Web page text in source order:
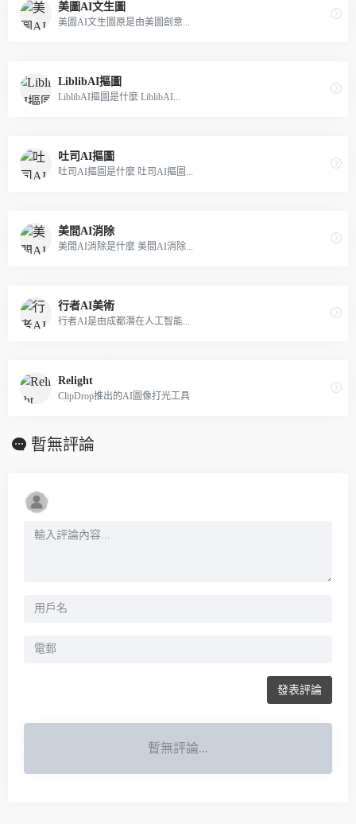
美圖AI文生圖
美圖AI文生圖原是由美圖創意...
LiblibAI摳圖
LiblibAI摳圖是什麼 LiblibAI...
吐司AI摳圖
吐司AI摳圖是什麼 吐司AI摳圖...
美間AI消除
美間AI消除是什麼 美間AI消除...
行者AI美術
行者AI是由成都潛在人工智能...
Relight
ClipDrop推出的AI圖像打光工具
暫無評論
發表評論
暫無評論...